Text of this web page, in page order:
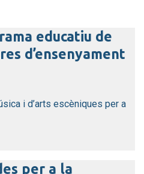
educatiu de
d’ensenyament
i d’arts escèniques per a
per a la